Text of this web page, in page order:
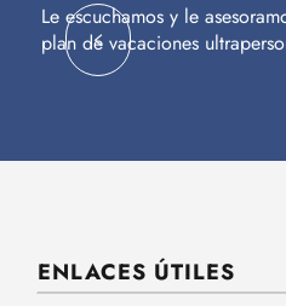
Le escuchamos y le
plan de vacaciones
ENLACES ÚTILES